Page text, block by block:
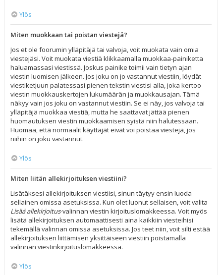
Ylös
Miten muokkaan tai poistan viestejä?
Jos et ole foorumin ylläpitäjä tai valvoja, voit muokata vain omia
viestejäsi. Voit muokata viestiä klikkaamalla muokkaa-painiketta
haluamassasi viestissä. Joskus painike toimii vain tietyn ajan
viestin luomisen jälkeen. Jos joku on jo vastannut viestiin, löydät
viestiketjuun palatessasi pienen tekstin viestisi alla, joka kertoo
viestin muokkauskertojen lukumäärän ja muokkausajan. Tämä
näkyy vain jos joku on vastannut viestiin. Se ei näy, jos valvoja tai
ylläpitäjä muokkaa viestiä, mutta he saattavat jättää pienen
huomautuksen viestin muokkaamisen syistä niin halutessaan.
Huomaa, että normaalit käyttäjät eivät voi poistaa viestejä, jos
niihin on joku vastannut.
Ylös
Miten liitän allekirjoituksen viestiini?
Lisätäksesi allekirjoituksen viestiisi, sinun täytyy ensin luoda
sellainen omissa asetuksissa. Kun olet luonut sellaisen, voit valita
Lisää allekirjoitus-valinnan viestin kirjoituslomakkeessa. Voit myös
lisätä allekirjoituksen automaattisesti aina kaikkiin viesteihisi
tekemällä valinnan omissa asetuksissa. Jos teet niin, voit silti estää
allekirjoituksen liittämisen yksittäiseen viestiin poistamalla
valinnan viestinkirjoituslomakkeessa.
Ylös